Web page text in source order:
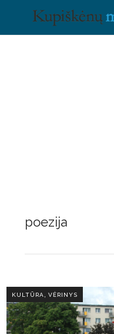
poezija
KULTŪRA ,VĖRINYS